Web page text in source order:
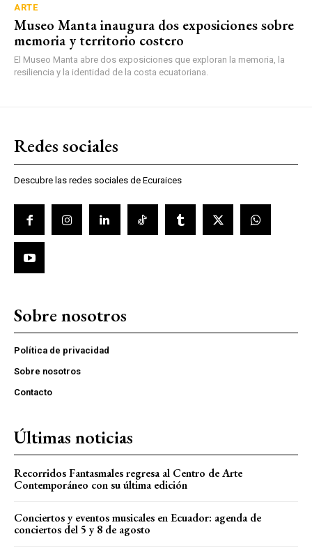
ARTE
Museo Manta inaugura dos exposiciones sobre
memoria y territorio costero
El Museo Manta abre dos exposiciones que exploran la memoria, la
resiliencia y la identidad de la costa ecuatoriana.
Redes sociales
Descubre las redes sociales de Ecuraices
Sobre nosotros
Política de privacidad
Sobre nosotros
Contacto
Últimas noticias
Recorridos Fantasmales regresa al Centro de Arte
Contemporáneo con su última edición
Conciertos y eventos musicales en Ecuador: agenda de
conciertos del 5 y 8 de agosto